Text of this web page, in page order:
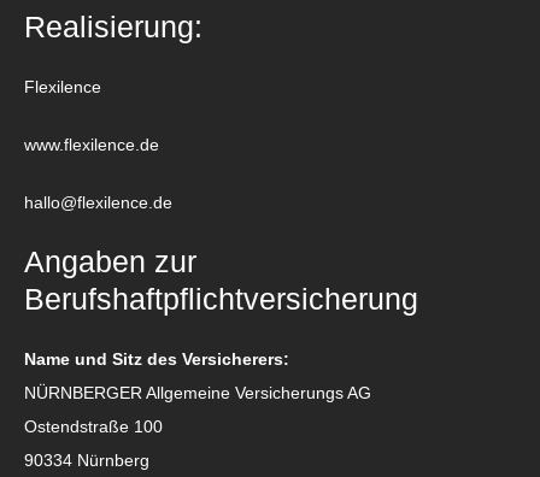
Realisierung:
Flexilence
www.flexilence.de
hallo@flexilence.de
Angaben zur
Berufshaftpflichtversicherung
Name und Sitz des Versicherers:
NÜRNBERGER Allgemeine Versicherungs AG
Ostendstraße 100
90334 Nürnberg